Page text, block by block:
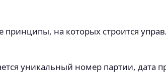
на которых строится
уникальный номер партии, дата